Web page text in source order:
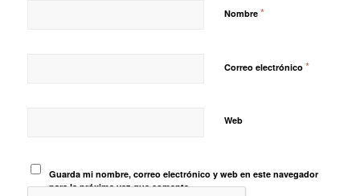
Nombre *
Correo electrónico *
Web
Guarda mi nombre, correo electrónico y web en este navegador
para la próxima vez que comente.